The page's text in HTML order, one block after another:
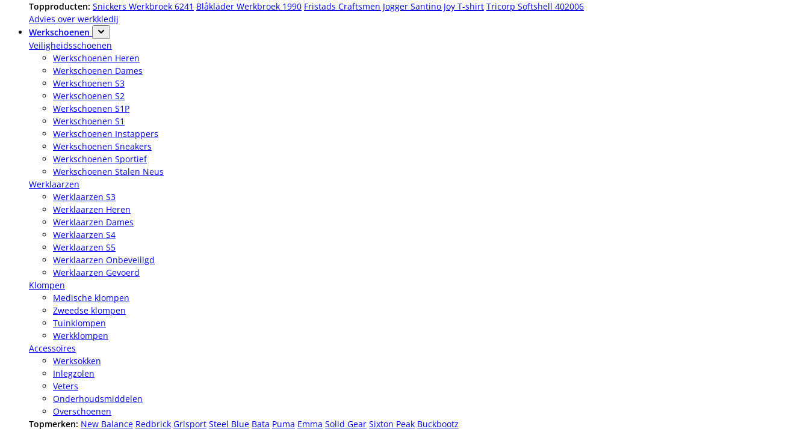
Topproducten: Snickers Werkbroek 6241 Blåkläder Werkbroek 1990 Fristads Craftsmen Jogger Santino Joy T-shirt Tricorp Softshell 402006
Advies over werkkledij
Werkschoenen
Veiligheidsschoenen
Werkschoenen Heren
Werkschoenen Dames
Werkschoenen S3
Werkschoenen S2
Werkschoenen S1P
Werkschoenen S1
Werkschoenen Instappers
Werkschoenen Sneakers
Werkschoenen Sportief
Werkschoenen Stalen Neus
Werklaarzen
Werklaarzen S3
Werklaarzen Heren
Werklaarzen Dames
Werklaarzen S4
Werklaarzen S5
Werklaarzen Onbeveiligd
Werklaarzen Gevoerd
Klompen
Medische klompen
Zweedse klompen
Tuinklompen
Werkklompen
Accessoires
Werksokken
Inlegzolen
Veters
Onderhoudsmiddelen
Overschoenen
Topmerken: New Balance Redbrick Grisport Steel Blue Bata Puma Emma Solid Gear Sixton Peak Buckbootz